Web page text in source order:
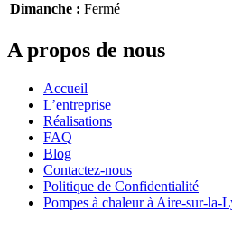
Dimanche : Fermé
A propos de nous
Accueil
L’entreprise
Réalisations
FAQ
Blog
Contactez-nous
Politique de Confidentialité
Pompes à chaleur à Aire-sur-la-